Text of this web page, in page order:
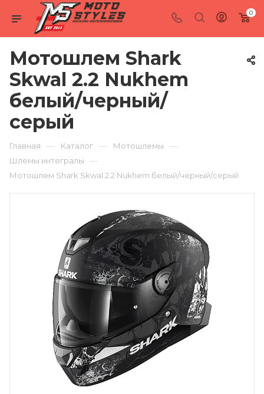
0
Мотошлем Shark
Skwal 2.2 Nukhem
белый/черный/
серый
Главная — Каталог — Мотошлемы —
Шлемы интегралы —
Мотошлем Shark Skwal 2.2 Nukhem белый/черный/серый